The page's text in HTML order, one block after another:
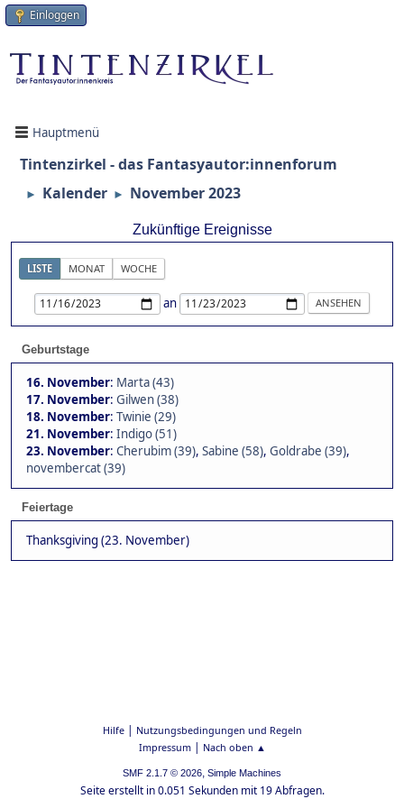
Einloggen
Hauptmenü
Tintenzirkel - das Fantasyautor:innenforum
► Kalender ► November 2023
Zukünftige Ereignisse
LISTE MONAT WOCHE
an
Geburtstage
16. November: Marta (43)
17. November: Gilwen (38)
18. November: Twinie (29)
21. November: Indigo (51)
23. November: Cherubim (39), Sabine (58), Goldrabe (39),
novembercat (39)
Feiertage
Thanksgiving (23. November)
Hilfe| Nutzungsbedingungen und Regeln
Impressum| Nach oben ▲
SMF 2.1.7 © 2026, Simple Machines
Seite erstellt in 0.051 Sekunden mit 19 Abfragen.